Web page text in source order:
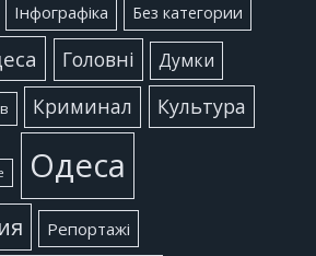
Інфографіка Без категории
Головні Думки
Криминал Культура
Одеса
Репортажі